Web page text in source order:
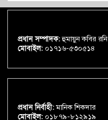
প্রধান সম্পাদক:হুমায়ুন কবির রনি
মোবাইল: ০১৭১৬-৫৩০৫১৪
প্রধান নির্বাহী:মানিক শিকদার
মোবাইল: ০১৮৭৯-৮১২৯১৯